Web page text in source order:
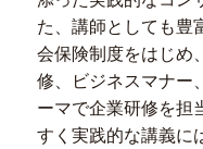
た、講師としても豊
会保険制度をはじめ
修、ビジネスマナー
ーマで企業研修を担
すく実践的な講義に